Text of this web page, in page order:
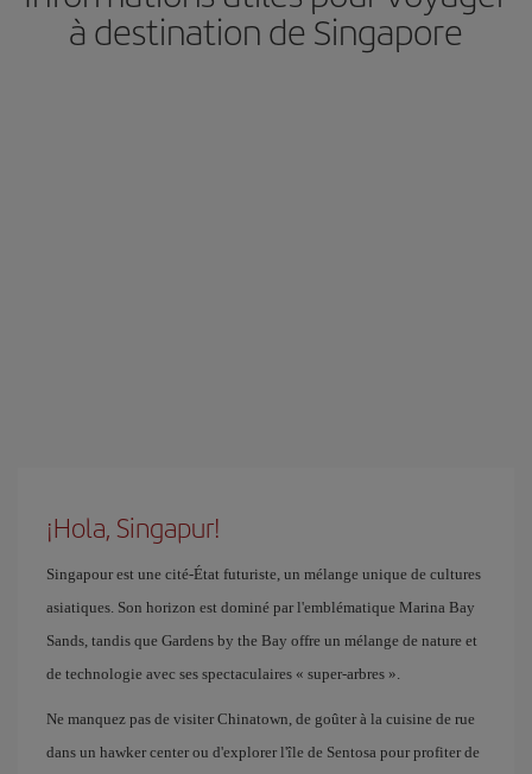
à destination de Singapore
¡Hola, Singapur!
Singapour est une cité-État futuriste, un mélange unique de cultures
asiatiques. Son horizon est dominé par l'emblématique Marina Bay
Sands, tandis que Gardens by the Bay offre un mélange de nature et
de technologie avec ses spectaculaires « super-arbres ».
Ne manquez pas de visiter Chinatown, de goûter à la cuisine de rue
dans un hawker center ou d'explorer l'île de Sentosa pour profiter de